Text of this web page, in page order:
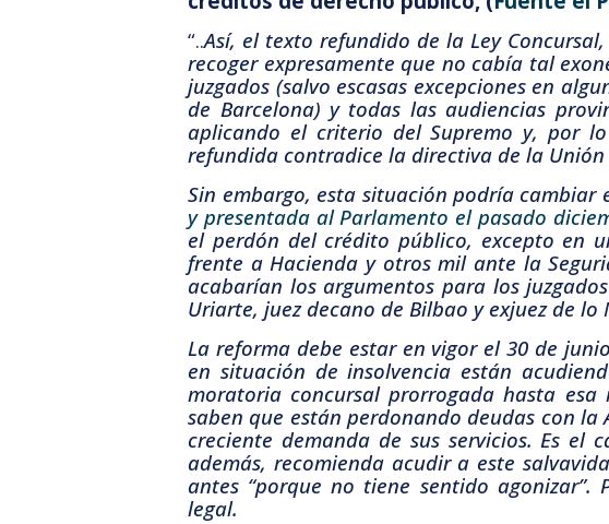
“..Así, el texto refundido de la Ley
recoger expresamente que no cabía tal
juzgados (salvo escasas excepciones en
de Barcelona) y todas las audiencias
aplicando el criterio del Supremo y, por
refundida contradice la directiva de la Unión
Sin embargo, esta situación podría cambiar
y presentada al Parlamento el pasado
el perdón del crédito público, excepto en
frente a Hacienda y otros mil ante la
acabarían los argumentos para los
Uriarte, juez decano de Bilbao y exjuez de
La reforma debe estar en vigor el 30 de
en situación de insolvencia están
moratoria concursal prorrogada hasta
saben que están perdonando deudas con
creciente demanda de sus servicios. Es el
además, recomienda acudir a este
antes “porque no tiene sentido agonizar”.
legal.